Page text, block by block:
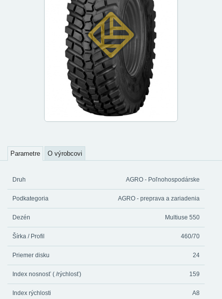
Parametre O výrobcovi
Druh AGRO - Poľnohospodárske
Podkategoria AGRO - preprava a zariadenia
Dezén Multiuse 550
Šírka / Profil 460/70
Priemer disku 24
Index nosnosť ( /rýchlosť) 159
Index rýchlosti A8